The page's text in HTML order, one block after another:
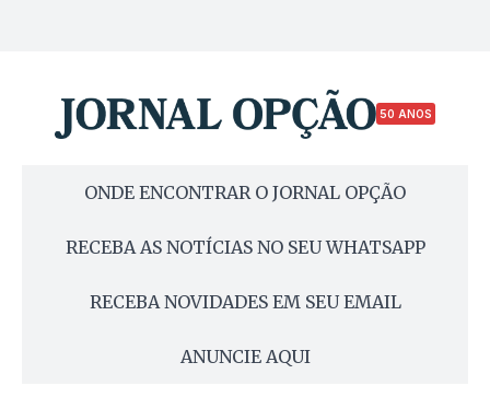
50 ANOS
ONDE ENCONTRAR O JORNAL OPÇÃO
RECEBA AS NOTÍCIAS NO SEU WHATSAPP
RECEBA NOVIDADES EM SEU EMAIL
ANUNCIE AQUI